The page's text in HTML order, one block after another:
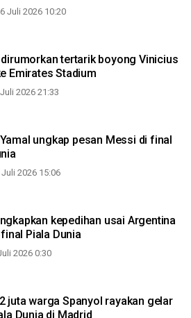
Juli 2026 10:20
tertarik boyong Vinicius
Emirates Stadium
2026 21:33
ungkap pesan Messi di final
2026 15:06
kepedihan usai Argentina
Piala Dunia
2026 0:30
juta warga Spanyol rayakan gelar
Dunia di Madrid